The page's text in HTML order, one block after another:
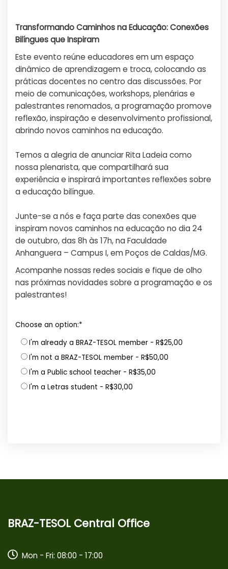
Transformando Caminhos na Educação: Conexões
Bilíngues que Inspiram
Este evento reúne educadores em um espaço
dinâmico de aprendizagem e troca, colocando as
práticas docentes no centro das discussões. Por
meio de comunicações, workshops, plenárias e
palestrantes renomados, a programação promove
reflexão, inspiração e desenvolvimento profissional,
abrindo novos caminhos na educação.
Temos a alegria de anunciar Rita Ladeia como
nossa plenarista, que compartilhará sua
experiência e inspirará importantes reflexões sobre
a educação bilíngue.
Junte-se a nós e faça parte das conexões que
inspiram novos caminhos na educação no dia 24
de outubro, das 8h às 17h, na Faculdade
Anhanguera – Campus I, em Poços de Caldas/MG.
Acompanhe nossas redes sociais e fique de olho
nas próximas novidades sobre a programação e os
palestrantes!
Choose an option:*
I'm already a BRAZ-TESOL member - R$25,00
I'm not a BRAZ-TESOL member - R$50,00
I'm a Public school teacher - R$35,00
I'm a Letras student - R$30,00
BRAZ-TESOL Central Office
Mon - Fri: 08:00 - 17:00